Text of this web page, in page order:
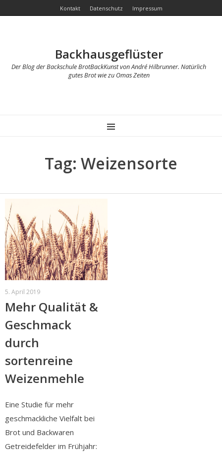
Kontakt Datenschutz Impressum
Backhausgeflüster
Der Blog der Backschule BrotBackKunst von André Hilbrunner. Natürlich
gutes Brot wie zu Omas Zeiten
MENU
Tag: Weizensorte
5. April 2019
Mehr Qualität &
Geschmack
durch
sortenreine
Weizenmehle
Eine Studie für mehr
geschmackliche Vielfalt bei
Brot und Backwaren
Getreidefelder im Frühjahr: